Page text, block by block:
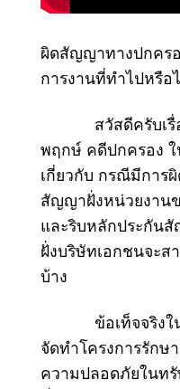
ผิดสัญญาทางปกคร
การงานที่ทำไปหรือ
สวัสดีครับเ
พฤกษ์ คดีปกครอง
เกี่ยวกับ กรณีมีการ
สัญญาฝั่งหน่วยงาน
และริบหลักประกัน
ฝั่งบริษัทเอกชนจะส
บ้าง
ข้อเท็จจริงในเรื่
จัดทำโครงการรักษ
ความปลอดภัยในท